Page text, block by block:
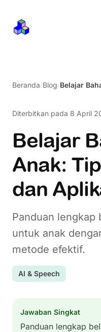
Beranda/Blog/
Diterbitkan pada 8 April
Belajar
Anak:
dan
Panduan lengkap
untuk anak
metode efektif.
AI & Speech
Jawaban Singkat
Panduan lengkap